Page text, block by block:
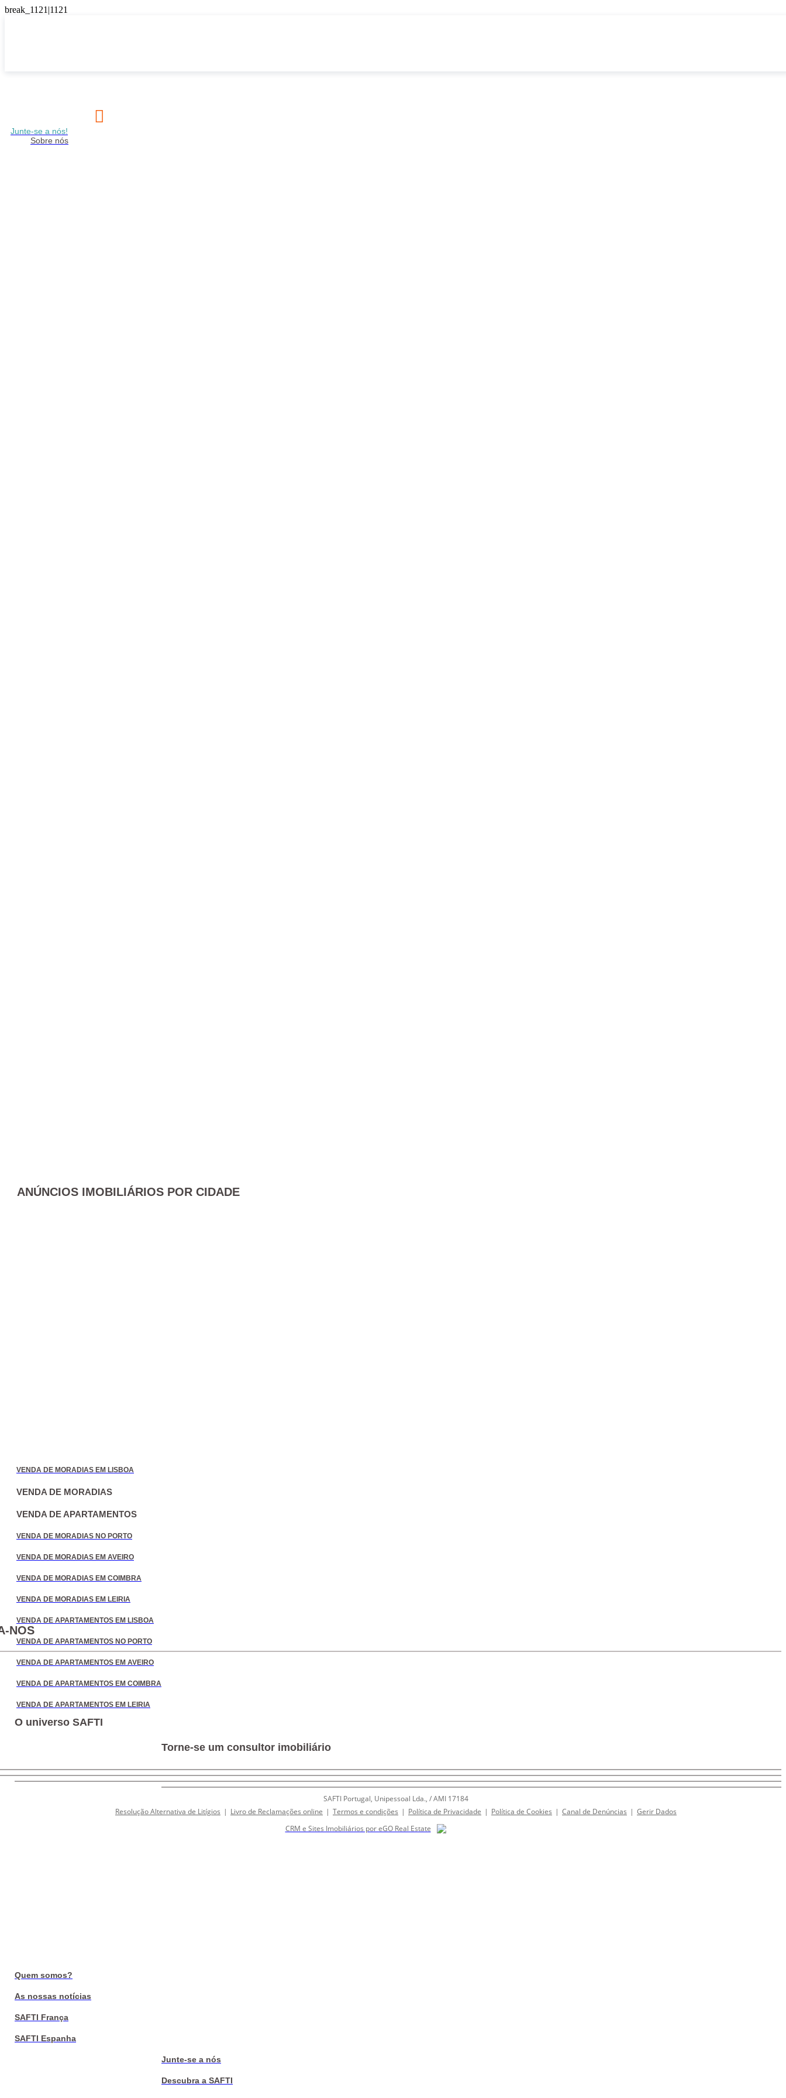

Junte-se a nós!
Sobre nós
ANÚNCIOS IMOBILIÁRIOS POR CIDADE
VENDA DE MORADIAS EM LISBOA
VENDA DE MORADIAS
VENDA DE APARTAMENTOS
VENDA DE MORADIAS NO PORTO
VENDA DE MORADIAS EM AVEIRO
VENDA DE MORADIAS EM COIMBRA
VENDA DE MORADIAS EM LEIRIA
VENDA DE APARTAMENTOS EM LISBOA
VENDA DE APARTAMENTOS NO PORTO
VENDA DE APARTAMENTOS EM AVEIRO
VENDA DE APARTAMENTOS EM COIMBRA
VENDA DE APARTAMENTOS EM LEIRIA
NOS
O universo SAFTI
Torne-se um consultor imobiliário
Quem somos?
As nossas notícias
SAFTI França
SAFTI Espanha
Junte-se a nós
Descubra a SAFTI
SAFTI Portugal, Unipessoal Lda., / AMI 17184
Resolução Alternativa de Litígios | Livro de Reclamações online | Termos e condições | Política de Privacidade | Política de Cookies | Canal de Denúncias | Gerir Dados
CRM e Sites Imobiliários por eGO Real Estate